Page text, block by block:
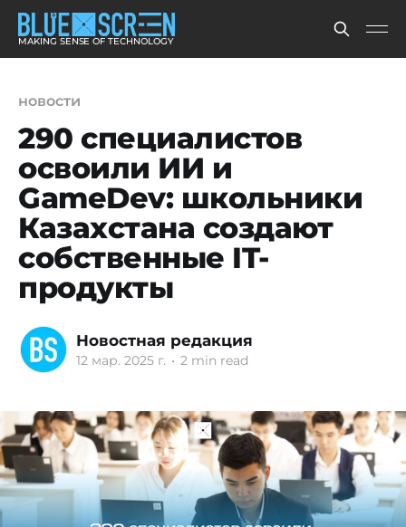
MAKING SENSE OF TECHNOLOGY
новости
290 специалистов
освоили ИИ и
GameDev: школьники
Казахстана создают
собственные IT-
продукты
Новостная редакция
12 мар. 2025 г. • 2 min read